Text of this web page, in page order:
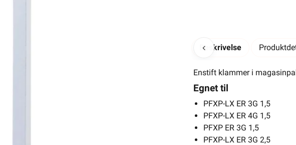
100 x - +
Beskrivelse
Enstift klammer i
Egnet til
PFXP-LX ER 3G 1,5
PFXP-LX ER 4G 1,5
PFXP ER 3G 1,5
PFXP-LX ER 3G 2,5